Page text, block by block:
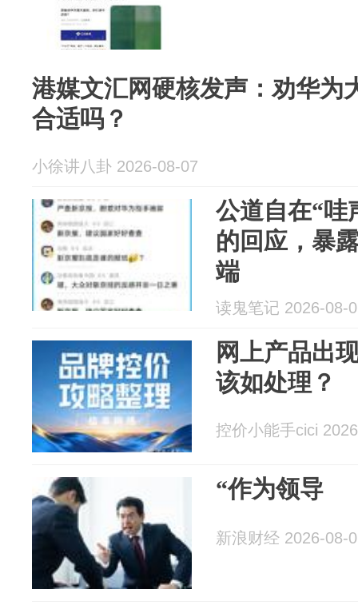
港媒文汇网硬核发声：劝华为
合适吗？
小徐讲八卦 2026-08-07
公道自在“哇
的回应，暴
端
读鬼笔记 2026-08-
网上产品出
该如处理？
控价小能手cici
“作为领导
新浪财经 2026-08-